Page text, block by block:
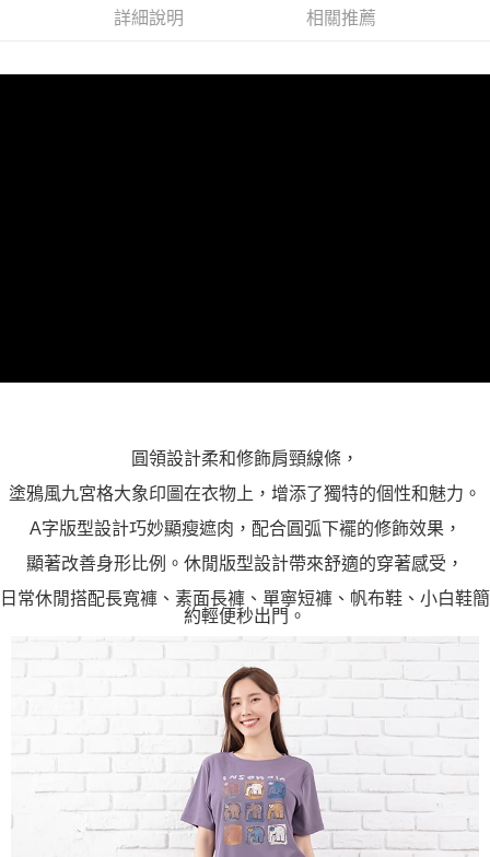
易，需依本服務之必要範圍內提供個人資料，並將交易相關給付款項請求債
權轉讓予恩沛科技股份有限公司。
詳細說明 相關推薦
圓領設計柔和修飾肩頸線條，
塗鴉風九宮格大象印圖在衣物上，增添了獨特的個性和魅力。
A字版型設計巧妙顯瘦遮肉，配合圓弧下襬的修飾效果，
顯著改善身形比例。休閒版型設計帶來舒適的穿著感受，
日常休閒搭配長寬褲、素面長褲、單寧短褲、帆布鞋、小白鞋簡
約輕便秒出門。